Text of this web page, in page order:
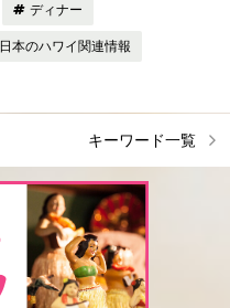
ディナー
日本のハワイ関連情報
キーワード一覧